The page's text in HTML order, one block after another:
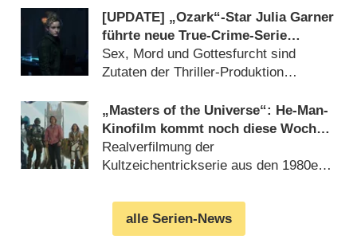
[UPDATE] „Ozark“-Star Julia Garner
führte neue True-Crime-Serie
„Guilty Creatures“ an
Sex, Mord und Gottesfurcht sind
Zutaten der Thriller-Produktion
„Masters of the Universe“: He-Man-
Kinofilm kommt noch diese Woche
ins Streaming
Realverfilmung der
Kultzeichentrickserie aus den 1980er
alle Serien-News